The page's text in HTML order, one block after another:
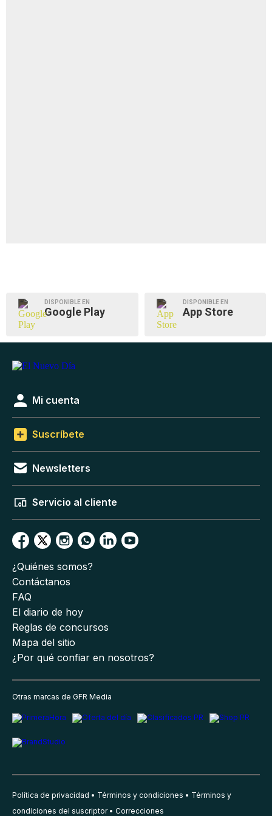
DISPONIBLE EN
Google Play
DISPONIBLE EN
App Store
Mi cuenta
Suscríbete
Newsletters
Servicio al cliente
¿Quiénes somos?
Contáctanos
FAQ
El diario de hoy
Reglas de concursos
Mapa del sitio
¿Por qué confiar en nosotros?
Otras marcas de GFR Media
Política de privacidad Términos y condiciones
Términos y
condiciones del suscriptor
Correcciones